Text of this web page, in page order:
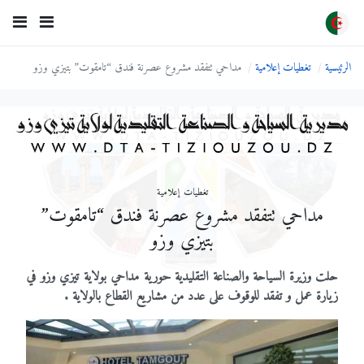
الرئيسية تغطيات إعلامية مداحي تتفقد مشروع عصرنة فندق “تامقوت” بتيزي وزو
تغطيات إعلامية
مداحي تتفقد مشروع عصرنة فندق “تامقوت”
بتيزي وزو
حلت وزيرة السياحة والصناعة التقليدية حورية مداحي بولاية تيزي وزو في
زيارة عمل و تفقد للوقوف على عدد من مشاريع القطاع بالولاية .